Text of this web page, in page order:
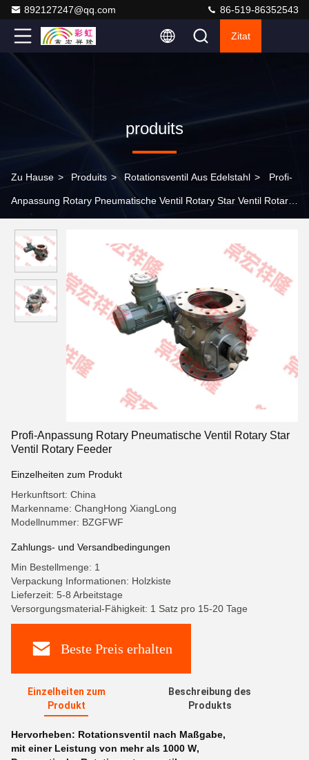
892127247@qq.com 86-519-86352543
Zitat
produits
Zu Hause > Produits > Rotationsventil Aus Edelstahl > Profi-
Anpassung Rotary Pneumatische Ventil Rotary Star Ventil Rotary
Profi-Anpassung Rotary Pneumatische Ventil Rotary Star
Ventil Rotary Feeder
Einzelheiten zum Produkt
Herkunftsort: China
Markenname: ChangHong XiangLong
Modellnummer: BZGFWF
Zahlungs- und Versandbedingungen
Min Bestellmenge: 1
Verpackung Informationen: Holzkiste
Lieferzeit: 5-8 Arbeitstage
Versorgungsmaterial-Fähigkeit: 1 Satz pro 15-20 Tage
Beste Preis erhalten
Einzelheiten zum
Produkt
Beschreibung des
Produkts
Hervorheben: Rotationsventil nach Maßgabe,
mit einer Leistung von mehr als 1000 W,